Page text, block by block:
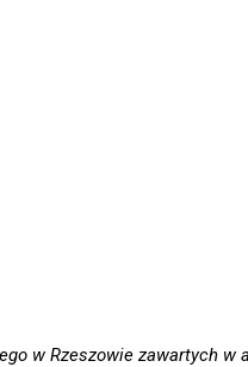
w Rzeszowie zawartych w